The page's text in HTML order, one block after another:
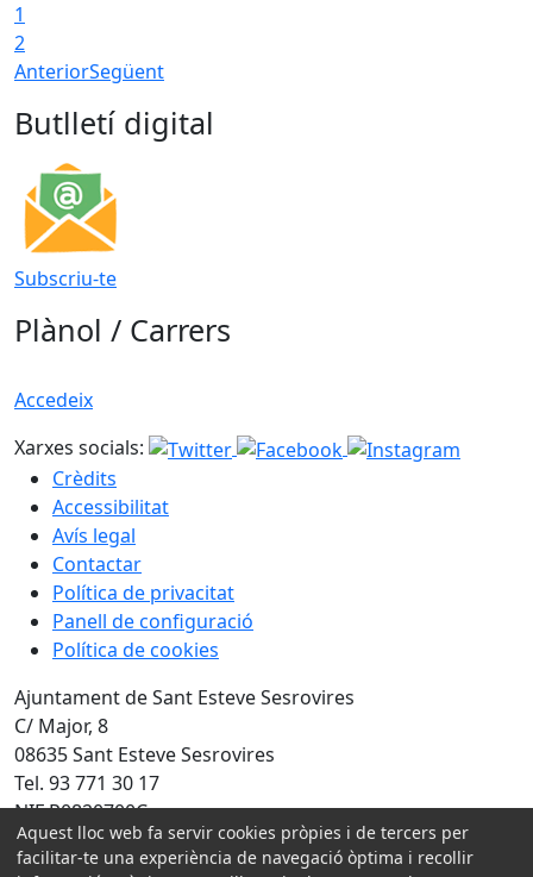
1
2
AnteriorSegüent
Butlletí digital
Subscriu-te
Plànol / Carrers
Accedeix
Xarxes socials:
Crèdits
Accessibilitat
Avís legal
Contactar
Política de privacitat
Panell de configuració
Política de cookies
Ajuntament de Sant Esteve Sesrovires
C/ Major, 8
08635 Sant Esteve Sesrovires
Tel. 93 771 30 17
NIF P0820700C
Amb la col·laboració de:
Aquest lloc web fa servir cookies pròpies i de tercers per
facilitar-te una experiència de navegació òptima i recollir